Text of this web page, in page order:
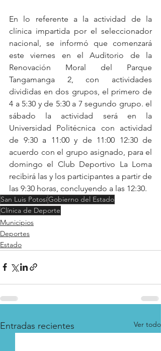
En lo referente a la actividad de la
clínica impartida por el seleccionador
nacional, se informó que comenzará
este viernes en el Auditorio de la
Renovación Moral del Parque
Tangamanga 2, con actividades
divididas en dos grupos, el primero de
4 a 5:30 y de 5:30 a 7 segundo grupo. el
sábado la actividad será en la
Universidad Politécnica con actividad
de 9:30 a 11:00 y de 11:00 12:30 de
acuerdo con el grupo asignado, para el
domingo el Club Deportivo La Loma
recibirá las y los participantes a partir de
las 9:30 horas, concluyendo a las 12:30.
San Luis PotosíGobierno del Estado
Clínica de Deporte
Municipios
Deportes
Estado
Entradas recientes Ver todo